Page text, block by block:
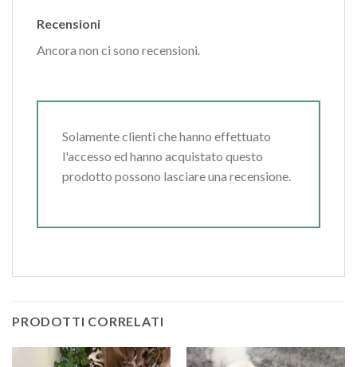
Recensioni
Ancora non ci sono recensioni.
Solamente clienti che hanno effettuato
l'accesso ed hanno acquistato questo
prodotto possono lasciare una recensione.
PRODOTTI CORRELATI